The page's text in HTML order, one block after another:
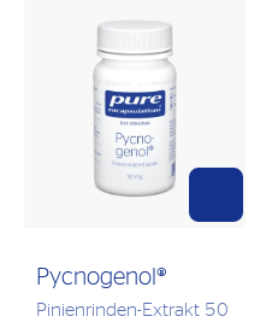
Pycnogenol®
Pinienrinden-Extrakt 50